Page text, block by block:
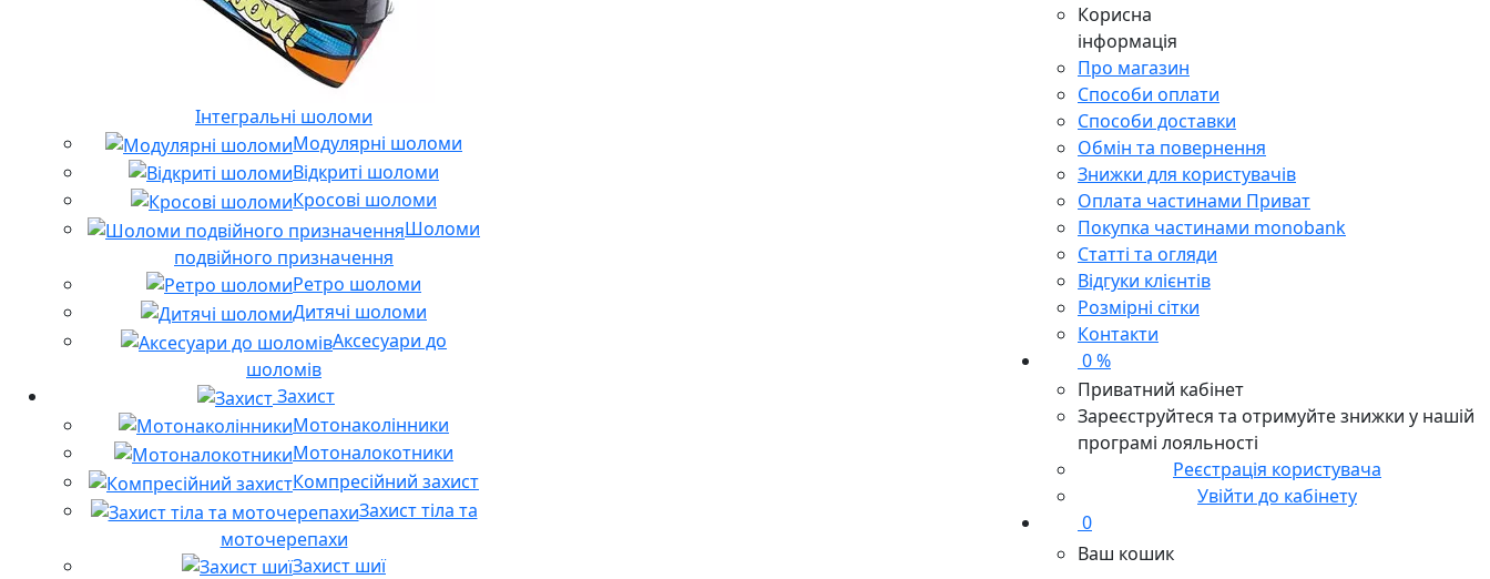
Інтегральні шоломи
Модулярні шоломи
Відкриті шоломи
Кросові шоломи
Шоломи
подвійного призначення
Ретро шоломи
Дитячі шоломи
Аксесуари до
шоломів
Захист
Мотонаколінники
Мотоналокотники
Компресійний захист
Захист тіла та
моточерепахи
Захист шиї
Корисна
інформація
Про магазин
Способи оплати
Способи доставки
Обмін та повернення
Знижки для користувачів
Оплата частинами Приват
Покупка частинами monobank
Статті та огляди
Відгуки клієнтів
Розмірні сітки
Контакти
0 %
Приватний кабінет
Зареєструйтеся та отримуйте знижки у нашій
програмі лояльності
Реєстрація користувача
Увійти до кабінету
0
Ваш кошик